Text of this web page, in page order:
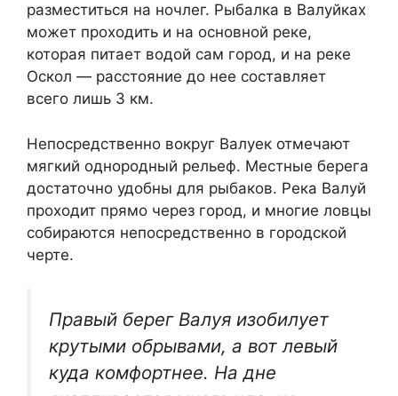
разместиться на ночлег. Рыбалка в Валуйках
может проходить и на основной реке,
которая питает водой сам город, и на реке
Оскол — расстояние до нее составляет
всего лишь 3 км.
Непосредственно вокруг Валуек отмечают
мягкий однородный рельеф. Местные берега
достаточно удобны для рыбаков. Река Валуй
проходит прямо через город, и многие ловцы
собираются непосредственно в городской
черте.
Правый берег Валуя изобилует
крутыми обрывами, а вот левый
куда комфортнее. На дне